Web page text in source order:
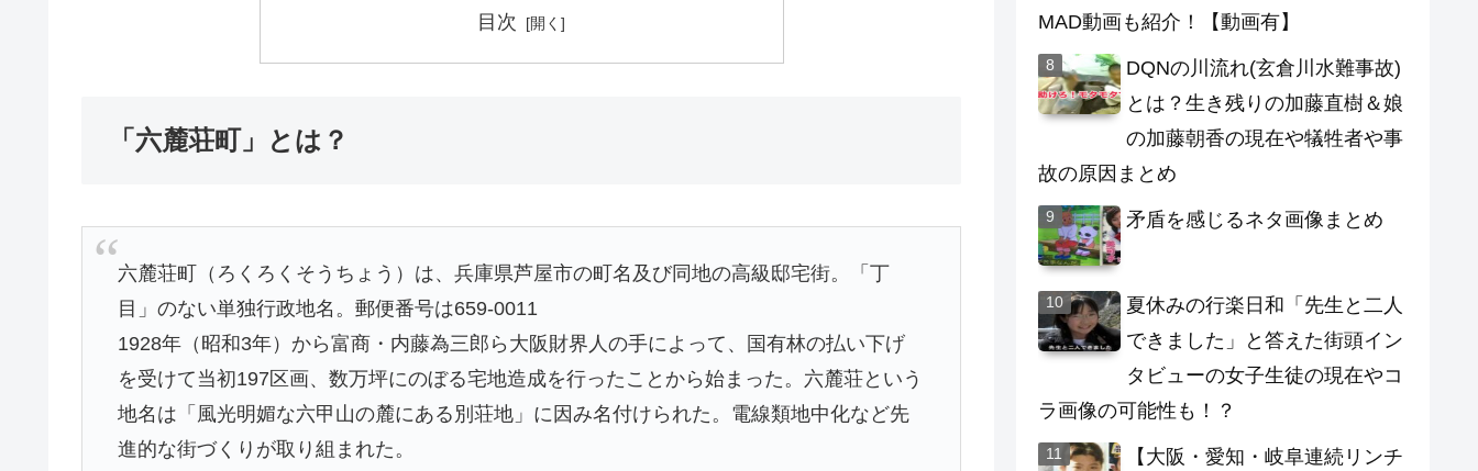
目次
「六麓荘町」とは？
六麓荘町（ろくろくそうちょう）は、兵庫県芦屋市の町名及び同地の高級邸宅街。「丁
目」のない単独行政地名。郵便番号は659-0011
1928年（昭和3年）から富商・内藤為三郎ら大阪財界人の手によって、国有林の払い下げ
を受けて当初197区画、数万坪にのぼる宅地造成を行ったことから始まった。六麓荘という
地名は「風光明媚な六甲山の麓にある別荘地」に因み名付けられた。電線類地中化など先
進的な街づくりが取り組まれた。
MAD動画も紹介！【動画有】
DQNの川流れ(玄倉川水難事故)
とは？生き残りの加藤直樹＆娘
の加藤朝香の現在や犠牲者や事
故の原因まとめ
矛盾を感じるネタ画像まとめ
夏休みの行楽日和「先生と二人
できました」と答えた街頭イン
タビューの女子生徒の現在やコ
ラ画像の可能性も！？
【大阪・愛知・岐阜連続リンチ